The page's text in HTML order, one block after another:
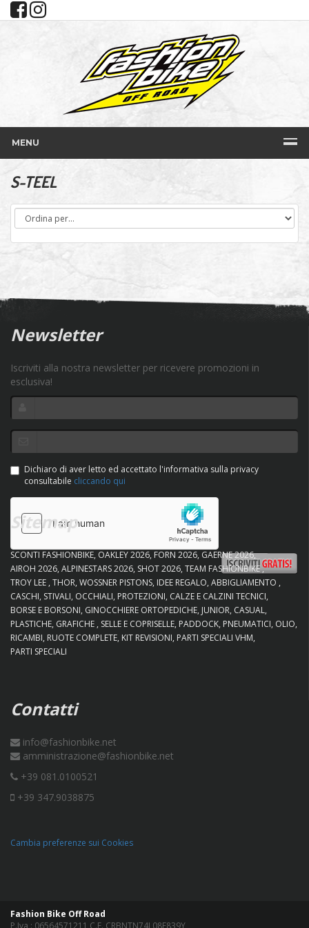
MENU
S-TEEL
Newsletter
Iscriviti alla nostra newsletter per ricevere promozioni in
esclusiva!
Dichiaro di aver letto ed accettato l'informativa sulla privacy
consultabile cliccando qui
Sitemap
SCONTI FASHIONBIKE OAKLEY 2026 FORN 2026 GAERNE 2026
AIROH 2026 ALPINESTARS 2026 SHOT 2026 TEAM FASHIONBIKE
TROY LEE THOR WOSSNER PISTONS IDEE REGALO ABBIGLIAMENTO
CASCHI STIVALI OCCHIALI PROTEZIONI CALZE E CALZINI TECNICI
BORSE E BORSONI GINOCCHIERE ORTOPEDICHE JUNIOR CASUAL
PLASTICHE GRAFICHE SELLE E COPRISELLE PADDOCK PNEUMATICI OLIO
RICAMBI RUOTE COMPLETE KIT REVISIONI PARTI SPECIALI VHM
PARTI SPECIALI
Contatti
info@fashionbike.net
amministrazione@fashionbike.net
+39 081.0100521
+39 347.9038875
Cambia preferenze sui Cookies
Fashion Bike Off Road
P.Iva : 06564571211 C.F. CRBNTN74L08F839Y